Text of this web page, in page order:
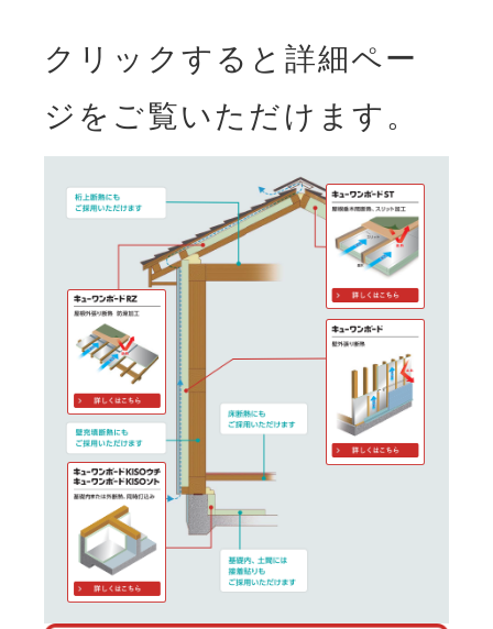
クリックすると詳細ペー
ジをご覧いただけます。